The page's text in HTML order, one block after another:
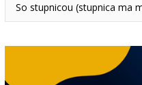
So stupnicou (stupnica ma